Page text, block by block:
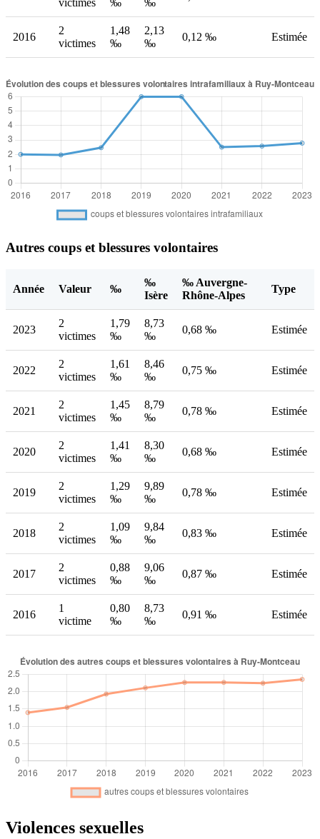
victimes ‰ ‰
2016
2
victimes
1,48
‰
2,13
‰
0,12 ‰ Estimée
Autres coups et blessures volontaires
Année Valeur ‰
‰
Isère
‰ Auvergne-
Rhône-Alpes
Type
2023
2
victimes
1,79
‰
8,73
‰
0,68 ‰ Estimée
2022
2
victimes
1,61
‰
8,46
‰
0,75 ‰ Estimée
2021
2
victimes
1,45
‰
8,79
‰
0,78 ‰ Estimée
2020
2
victimes
1,41
‰
8,30
‰
0,68 ‰ Estimée
2019
2
victimes
1,29
‰
9,89
‰
0,78 ‰ Estimée
2018
2
victimes
1,09
‰
9,84
‰
0,83 ‰ Estimée
2017
2
victimes
0,88
‰
9,06
‰
0,87 ‰ Estimée
2016
1
victime
0,80
‰
8,73
‰
0,91 ‰ Estimée
Violences sexuelles